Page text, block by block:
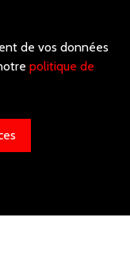
de vos données
politique de